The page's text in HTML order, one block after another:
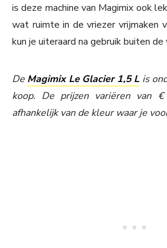
is deze machine van Magimix ook
wat ruimte in de vriezer vrijmaken
kun je uiteraard na gebruik buiten de
De Magimix Le Glacier 1,5 L is
koop. De prijzen variëren van
afhankelijk van de kleur waar je